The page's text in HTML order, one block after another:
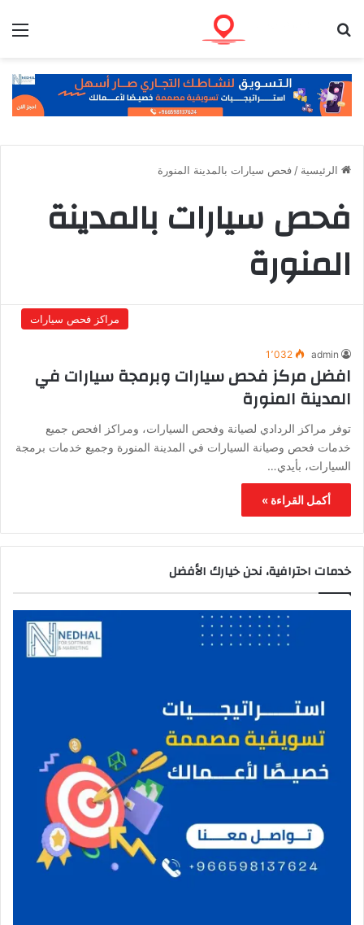
الرئيسية / فحص سيارات بالمدينة المنورة
فحص سيارات بالمدينة
المنورة
مراكز فحص سيارات
admin 1٬032
افضل مركز فحص سيارات وبرمجة سيارات في
المدينة المنورة
توفر مراكز الردادي لصيانة وفحص السيارات، ومراكز افحص جميع
خدمات فحص وصيانة السيارات في المدينة المنورة وجميع خدمات برمجة
السيارات، بأيدي…
أكمل القراءة »
خدمات احترافية، نحن خيارك الأفضل